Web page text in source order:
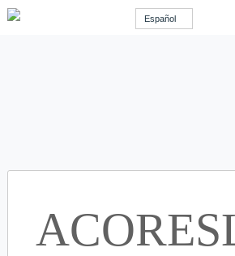
Español